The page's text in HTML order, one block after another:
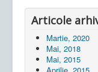
Articole
Martie, 2020
Mai, 2018
Mai, 2015